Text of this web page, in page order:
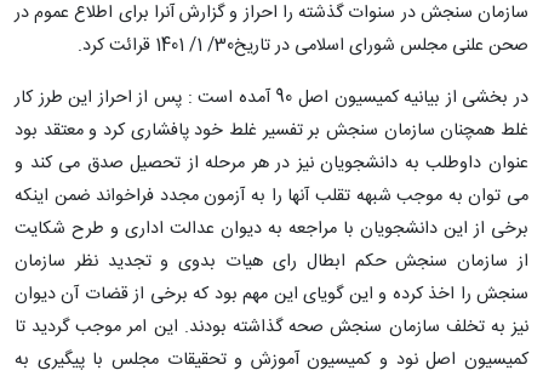
سازمان سنجش در سنوات گذشته را احراز و گزارش آنرا برای اطلاع عموم در
صحن علنی مجلس شورای اسلامی در تاریخ30/ 1/ 1401 قرائت کرد.
در بخشی از بیانیه کمیسیون اصل 90 آمده است : پس از احراز این طرز کار
غلط همچنان سازمان سنجش بر تفسیر غلط خود پافشاری کرد و معتقد بود
عنوان داوطلب به دانشجویان نیز در هر مرحله از تحصیل صدق می کند و
می توان به موجب شبهه تقلب آنها را به آزمون مجدد فراخواند ضمن اینکه
برخی از این دانشجویان با مراجعه به دیوان عدالت اداری و طرح شکایت
از سازمان سنجش حکم ابطال رای هیات بدوی و تجدید نظر سازمان
سنجش را اخذ کرده و این گویای این مهم بود که برخی از قضات آن دیوان
نیز به تخلف سازمان سنجش صحه گذاشته بودند. این امر موجب گردید تا
کمیسیون اصل نود و کمیسیون آموزش و تحقیقات مجلس با پیگیری به